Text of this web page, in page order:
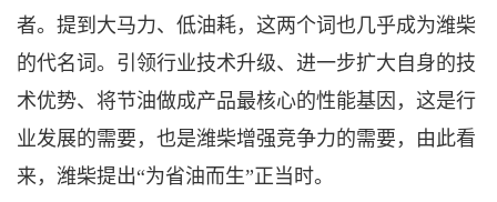
者。提到大马力、低油耗，这两个词也几乎成为潍柴
的代名词。引领行业技术升级、进一步扩大自身的技
术优势、将节油做成产品最核心的性能基因，这是行
业发展的需要，也是潍柴增强竞争力的需要，由此看
来，潍柴提出“为省油而生”正当时。